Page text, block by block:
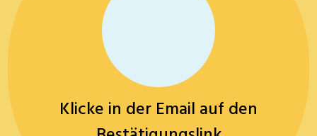
Klicke in der Email auf den